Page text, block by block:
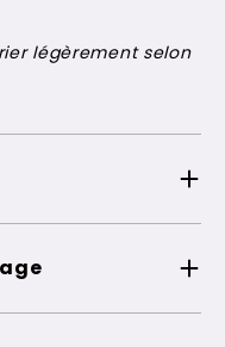
légèrement selon